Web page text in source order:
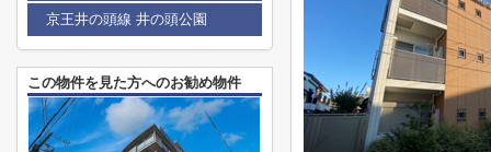
京王井の頭線 井の頭公園
この物件を見た方へのお勧め物件